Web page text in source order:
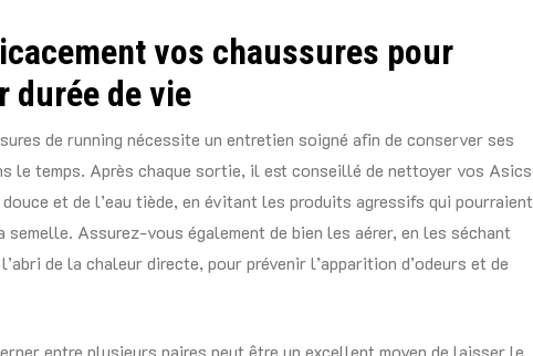
vos chaussures pour
durée de vie
de running nécessite un entretien soigné afin de conserver ses
le temps. Après chaque sortie, il est conseillé de nettoyer vos Asics
et de l’eau tiède, en évitant les produits agressifs qui pourraient
semelle. Assurez-vous également de bien les aérer, en les séchant
de la chaleur directe, pour prévenir l’apparition d’odeurs et de
entre plusieurs paires peut être un excellent moyen de laisser le